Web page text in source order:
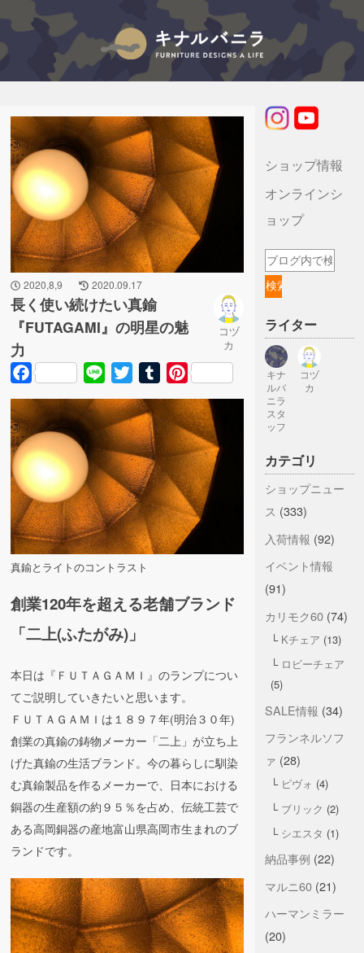
2020,8,9 2020.09.17
長く使い続けたい真鍮
『FUTAGAMI』の明星の魅
力
コヅ
カ
Facebook Line TwitterTumblrPinterest
真鍮とライトのコントラスト
創業120年を超える老舗ブランド
「二上(ふたがみ)」
本日は『ＦＵＴＡＧＡＭＩ』のランプについ
てご説明していきたいと思います。
ＦＵＴＡＧＡＭＩは１８９７年(明治３０年)
創業の真鍮の鋳物メーカー「二上」が立ち上
げた真鍮の生活ブランド。今の暮らしに馴染
む真鍮製品を作るメーカーで、日本における
銅器の生産額の約９５％を占め、伝統工芸で
ある高岡銅器の産地富山県高岡市生まれのブ
ランドです。
ショップ情報
オンラインシ
ョップ
ライター
キナ
ルバ
ニラ
スタ
ッフ
コヅ
カ
カテゴリ
ショップニュー
ス (333)
入荷情報 (92)
イベント情報
(91)
カリモク60(74)
Kチェア (13)
ロビーチェア
(5)
SALE情報 (34)
フランネルソフ
ァ (28)
ピヴォ (4)
ブリック (2)
シエスタ (1)
納品事例 (22)
マルニ60(21)
ハーマンミラー
(20)